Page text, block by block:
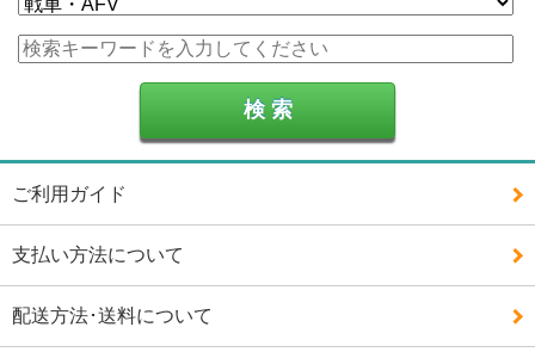
ご利用ガイド
支払い方法について
配送方法･送料について